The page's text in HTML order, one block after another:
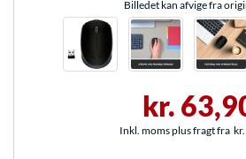
Billedet kan afvige fra
kr.
Inkl. moms plus fragt fra